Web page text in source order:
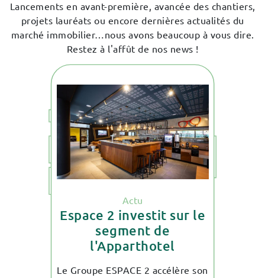
Lancements en avant-première, avancée des chantiers,
projets lauréats ou encore dernières actualités du
marché immobilier…nous avons beaucoup à vous dire.
Restez à l'affût de nos news !
Actu
Espace 2 investit sur le
segment de
l'Apparthotel
Le Groupe ESPACE 2 accélère son